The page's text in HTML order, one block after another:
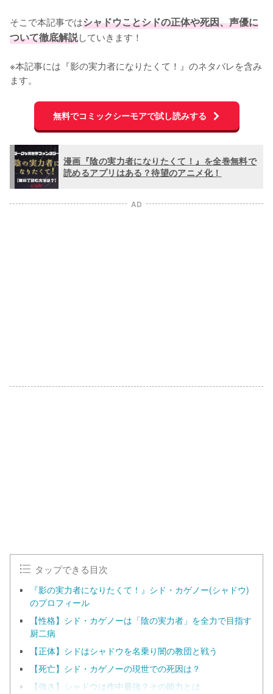
そこで本記事ではシャドウことシドの正体や死因、声優に
ついて徹底解説していきます！
※本記事には『影の実力者になりたくて！』のネタバレを含み
ます。
無料でコミックシーモアで試し読みする
漫画『陰の実力者になりたくて！』を全巻無料で
読めるアプリはある？待望のアニメ化！
AD
タップできる目次
『影の実力者になりたくて！』シド・カゲノー(シャドウ)
のプロフィール
【性格】シド・カゲノーは「陰の実力者」を全力で目指す
厨二病
【正体】シドはシャドウを名乗り闇の教団と戦う
【死亡】シド・カゲノーの現世での死因は？
【強さ】シャドウは作中最強？その能力とは